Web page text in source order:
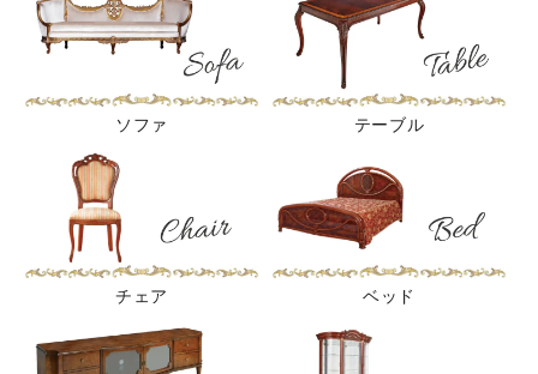
ソファ テーブル
チェア ベッド